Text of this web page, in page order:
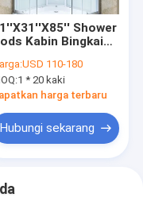
Shower
Kabin Bingkai
USD 110-180
1 * 20 kaki
harga terbaru
Hubungi sekarang